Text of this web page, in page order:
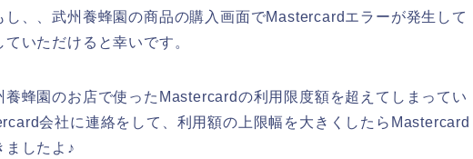
し、、武州養蜂園の商品の購入画面でMastercardエラーが発生して
いただけると幸いです。
養蜂園のお店で使ったMastercardの利用限度額を超えてしまってい
会社に連絡をして、利用額の上限幅を大きくしたらMastercard
ましたよ♪